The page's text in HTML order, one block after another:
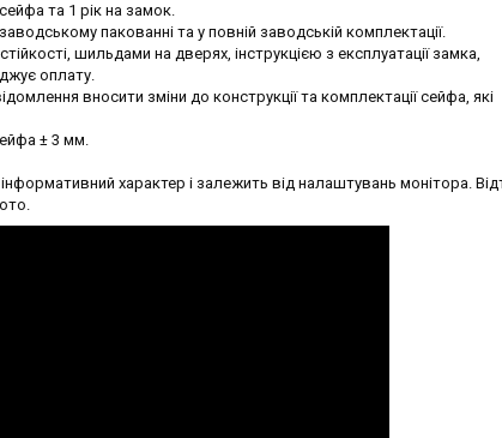
та 1 рік на замок.
пакованні та у повній заводській комплектації.
шильдами на дверях, інструкцією з експлуатації замка,
оплату.
вносити зміни до конструкції та комплектації сейфа, які
± 3 мм.
характер і залежить від налаштувань монітора.